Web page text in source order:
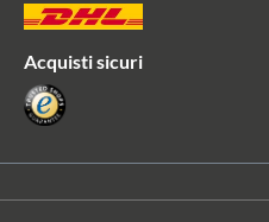
Acquisti sicuri